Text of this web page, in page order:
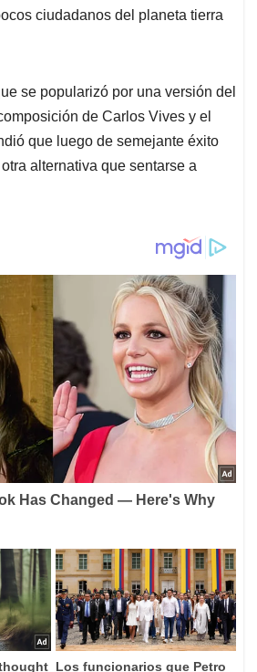
ciudadanos del planeta tierra
se popularizó por una versión del
de Carlos Vives y el
que luego de semejante éxito
alternativa que sentarse a